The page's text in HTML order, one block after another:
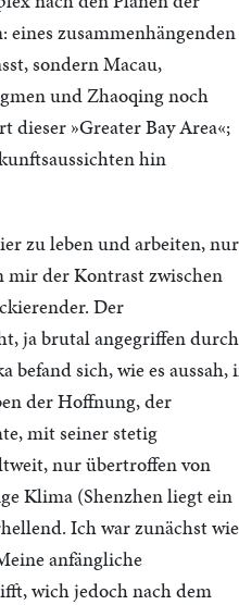
eines zusammenhängenden
sondern Macau,
und Zhaoqing noch
»Greater Bay Area«;
hin
zu leben und arbeiten, nur
mir der Kontrast zwischen
Der
ja brutal angegriffen durch
sich, wie es aussah,
der Hoffnung, der
mit seiner stetig
nur übertroffen von
Klima (Shenzhen liegt ein
Ich war zunächst wie
anfängliche
wich jedoch nach dem